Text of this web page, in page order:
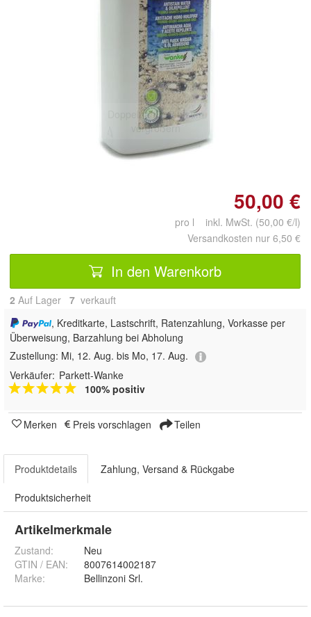
Doppelt antippen zum
vergrößern
50,00 €
pro l inkl. MwSt. (50,00 €/l)
Versandkosten nur 6,50 €
In den Warenkorb
2 Auf Lager 7 verkauft
, Kreditkarte, Lastschrift, Ratenzahlung, Vorkasse per
Überweisung, Barzahlung bei Abholung
Zustellung: Mi, 12. Aug. bis Mo, 17. Aug.
Verkäufer: Parkett-Wanke
100% positiv
Merken Preis vorschlagen Teilen
Produktdetails Zahlung, Versand & Rückgabe
Produktsicherheit
Artikelmerkmale
Zustand:
Neu
GTIN / EAN:
8007614002187
Marke:
Bellinzoni Srl.